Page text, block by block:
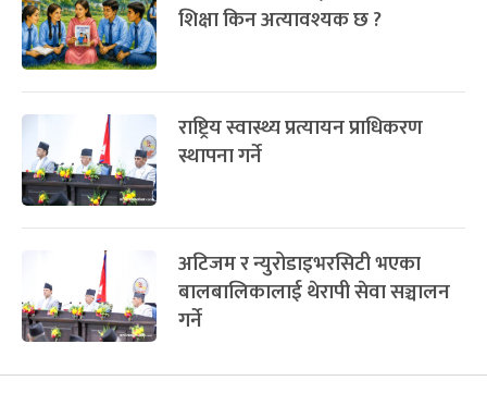
शिक्षा किन अत्यावश्यक छ ?
राष्ट्रिय स्वास्थ्य प्रत्यायन प्राधिकरण
स्थापना गर्ने
अटिजम र न्युरोडाइभरसिटी भएका
बालबालिकालाई थेरापी सेवा सञ्चालन
गर्ने